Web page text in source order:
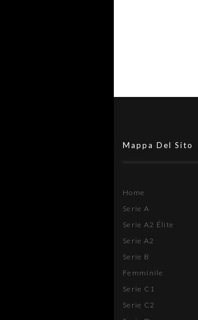
Mappa Del Sito
Home
Serie A
Serie A2 Élite
Serie A2
Serie B
Femminile
Serie C1
Serie C2